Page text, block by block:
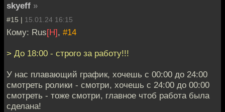
skyeff »
#15 | 15.01.24 16:15
Кому: Rus[H], #14
> До 18:00 - строго за работу!!!
У нас плавающий график, хочешь с 00:00 до 24:00
смотреть ролики - смотри, хочешь с 24:00 до 00:00
смотреть - тоже смотри, главное чтоб работа была
сделана!